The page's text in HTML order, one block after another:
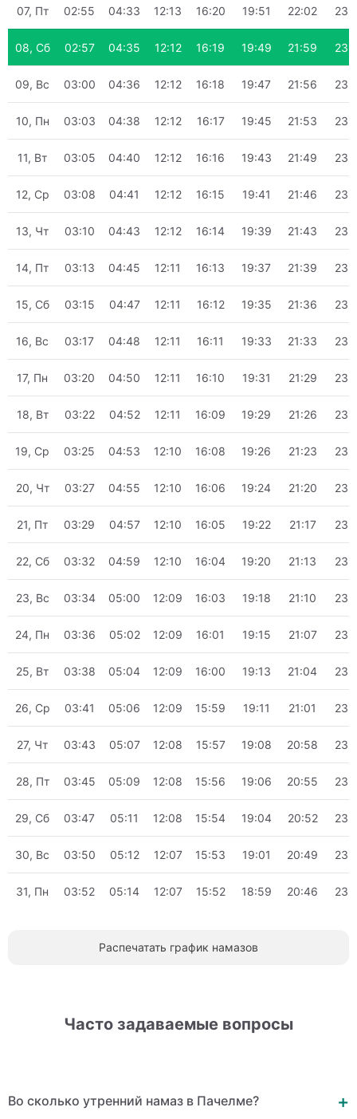
07, Пт 02:55 04:33 12:13 16:20 19:51 22:02
08, Сб 02:57 04:35 12:12 16:19 19:49 21:59
09, Вс 03:00 04:36 12:12 16:18 19:47 21:56
10, Пн 03:03 04:38 12:12 16:17 19:45 21:53
11, Вт 03:05 04:40 12:12 16:16 19:43 21:49
12, Ср 03:08 04:41 12:12 16:15 19:41 21:46
13, Чт 03:10 04:43 12:12 16:14 19:39 21:43
14, Пт 03:13 04:45 12:11 16:13 19:37 21:39
15, Сб 03:15 04:47 12:11 16:12 19:35 21:36
16, Вс 03:17 04:48 12:11 16:11 19:33 21:33
17, Пн 03:20 04:50 12:11 16:10 19:31 21:29
18, Вт 03:22 04:52 12:11 16:09 19:29 21:26
19, Ср 03:25 04:53 12:10 16:08 19:26 21:23
20, Чт 03:27 04:55 12:10 16:06 19:24 21:20
21, Пт 03:29 04:57 12:10 16:05 19:22 21:17
22, Сб 03:32 04:59 12:10 16:04 19:20 21:13
23, Вс 03:34 05:00 12:09 16:03 19:18 21:10
24, Пн 03:36 05:02 12:09 16:01 19:15 21:07
25, Вт 03:38 05:04 12:09 16:00 19:13 21:04
26, Ср 03:41 05:06 12:09 15:59 19:11 21:01
27, Чт 03:43 05:07 12:08 15:57 19:08 20:58
28, Пт 03:45 05:09 12:08 15:56 19:06 20:55
29, Сб 03:47 05:11 12:08 15:54 19:04 20:52
30, Вс 03:50 05:12 12:07 15:53 19:01 20:49
31, Пн 03:52 05:14 12:07 15:52 18:59 20:46
Распечатать график намазов
Часто задаваемые вопросы
Во сколько утренний намаз в Пачелме?